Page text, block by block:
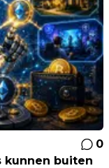
0
kunnen buiten